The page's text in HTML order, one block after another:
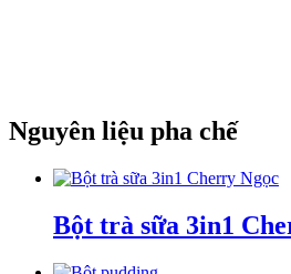
Nguyên liệu pha chế
Bột trà sữa 3in1